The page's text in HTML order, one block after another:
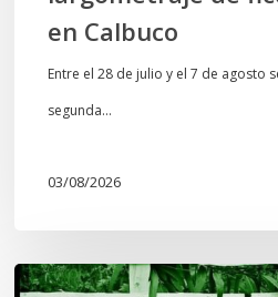
en Calbuco
Entre el 28 de julio y el 7 de agosto
segunda…
03/08/2026
Lof